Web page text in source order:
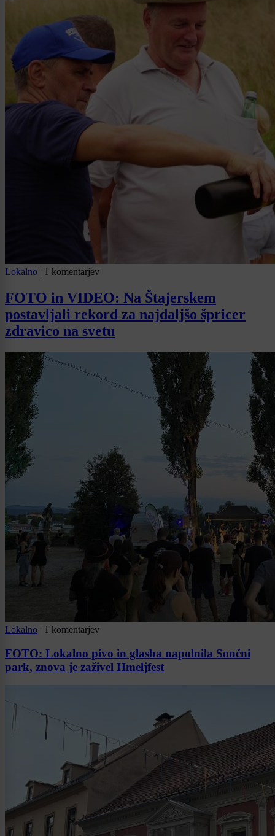
Lokalno | 1 komentarjev
FOTO in VIDEO: Na Štajerskem
postavljali rekord za najdaljšo špricer
zdravico na svetu
Lokalno | 1 komentarjev
FOTO: Lokalno pivo in glasba napolnila Sončni
park, znova je zaživel Hmeljfest